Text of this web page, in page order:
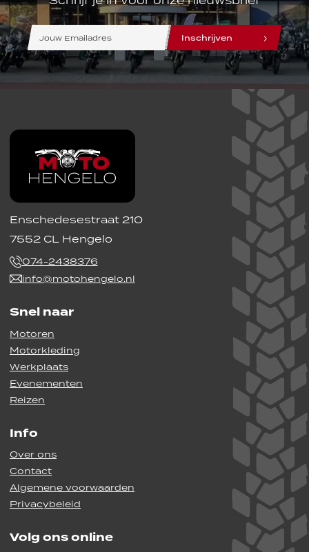
line
line
lineInschrijven
Enschedesestraat 210
7552 CL Hengelo
074-2438376
info@motohengelo.nl
Snel naar
Motoren
Motorkleding
Werkplaats
Evenementen
Reizen
Info
Over ons
Contact
Algemene voorwaarden
Privacybeleid
Volg ons online